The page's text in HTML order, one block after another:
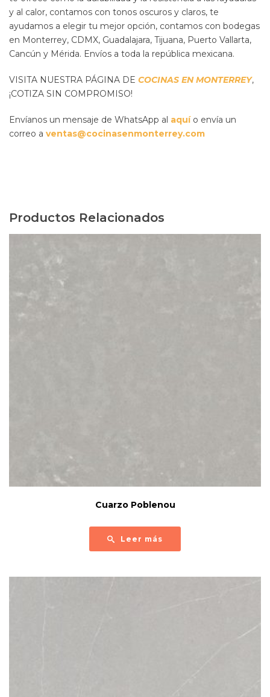
y al calor, contamos con tonos oscuros y claros, te
ayudamos a elegir tu mejor opción, contamos con bodegas
en Monterrey, CDMX, Guadalajara, Tijuana, Puerto Vallarta,
Cancún y Mérida. Envíos a toda la república mexicana.
VISITA NUESTRA PÁGINA DE COCINAS EN MONTERREY,
¡COTIZA SIN COMPROMISO!
Envíanos un mensaje de WhatsApp al aquío envía un
correo a ventas@cocinasenmonterrey.com
Productos Relacionados
Cuarzo Poblenou
Leer más